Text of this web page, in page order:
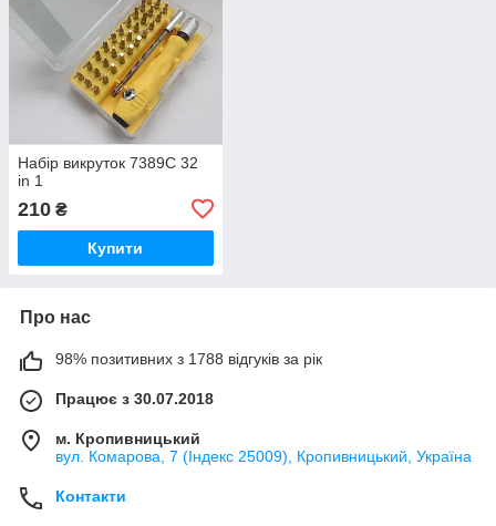
Набір викруток 7389C 32
in 1
210 ₴
Купити
Про нас
98% позитивних з 1788 відгуків за рік
Працює з 30.07.2018
м. Кропивницький
вул. Комарова, 7 (Індекс 25009), Кропивницький, Україна
Контакти